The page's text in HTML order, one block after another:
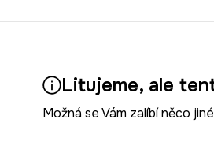
Litujeme, ale
Možná se Vám zalíbí něco